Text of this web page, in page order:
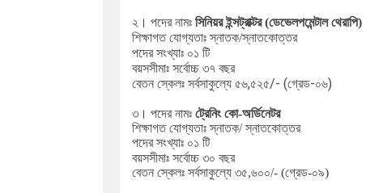
২। পদের নামঃ সিনিয়র ইন্সট্রাক্টর (ডেভেলপমেন্টাল থেরাপি)
শিক্ষাগত যোগ্যতাঃ স্নাতক/স্নাতকোত্তর
পদের সংখ্যাঃ ০১ টি
বয়সসীমাঃ সর্বোচ্চ ৩৭ বছর
বেতন স্কেলঃ সর্বসাকুল্যে ৫৬,৫২৫/- (গ্রেড-০৬)
৩। পদের নামঃ ট্রেনিং কো-অর্ডিনেটর
শিক্ষাগত যোগ্যতাঃ স্নাতক/ স্নাতকোত্তর
পদের সংখ্যাঃ ০১ টি
বয়সসীমাঃ সর্বোচ্চ ৩০ বছর
বেতন স্কেলঃ সর্বসাকুল্যে ৩৫,৬০০/- (গ্রেড-০৯)